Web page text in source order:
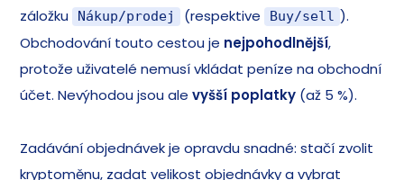
záložku
Nákup/prodej (respektive Buy/sell ).
Obchodování touto cestou je nejpohodlnější,
protože uživatelé nemusí vkládat peníze na obchodní
účet. Nevýhodou jsou alevyšší poplatky (až 5 %).
Zadávání objednávek je opravdu snadné: stačí zvolit
kryptoměnu, zadat velikost objednávky a vybrat